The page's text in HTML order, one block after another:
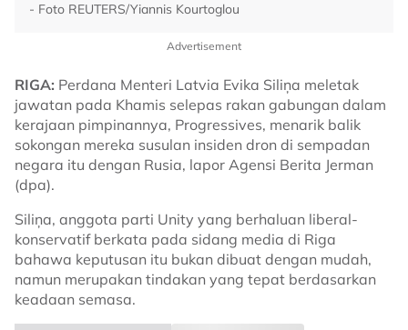
- Foto REUTERS/Yiannis Kourtoglou
Advertisement
RIGA: Perdana Menteri Latvia Evika Siliņa meletak
jawatan pada Khamis selepas rakan gabungan dalam
kerajaan pimpinannya, Progressives, menarik balik
sokongan mereka susulan insiden dron di sempadan
negara itu dengan Rusia, lapor Agensi Berita Jerman
(dpa).
Siliņa, anggota parti Unity yang berhaluan liberal-
konservatif berkata pada sidang media di Riga
bahawa keputusan itu bukan dibuat dengan mudah,
namun merupakan tindakan yang tepat berdasarkan
keadaan semasa.